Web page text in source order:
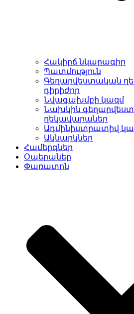
Հակիրճ նկարագիր
Պատմություն
Գեղարվեստական
դիրիժոր
Նվագախմբի կազմ
Նախկին
ղեկավարաներ
Ադմինիստրատիվ
Ակնարկներ
Համերգներ
Օպերաներ
Փառատոն